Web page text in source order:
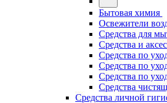
Бытовая химия
Освежители
Средства для
Средства и
Средства по
Средства по
Средства по
Средства
Средства личной